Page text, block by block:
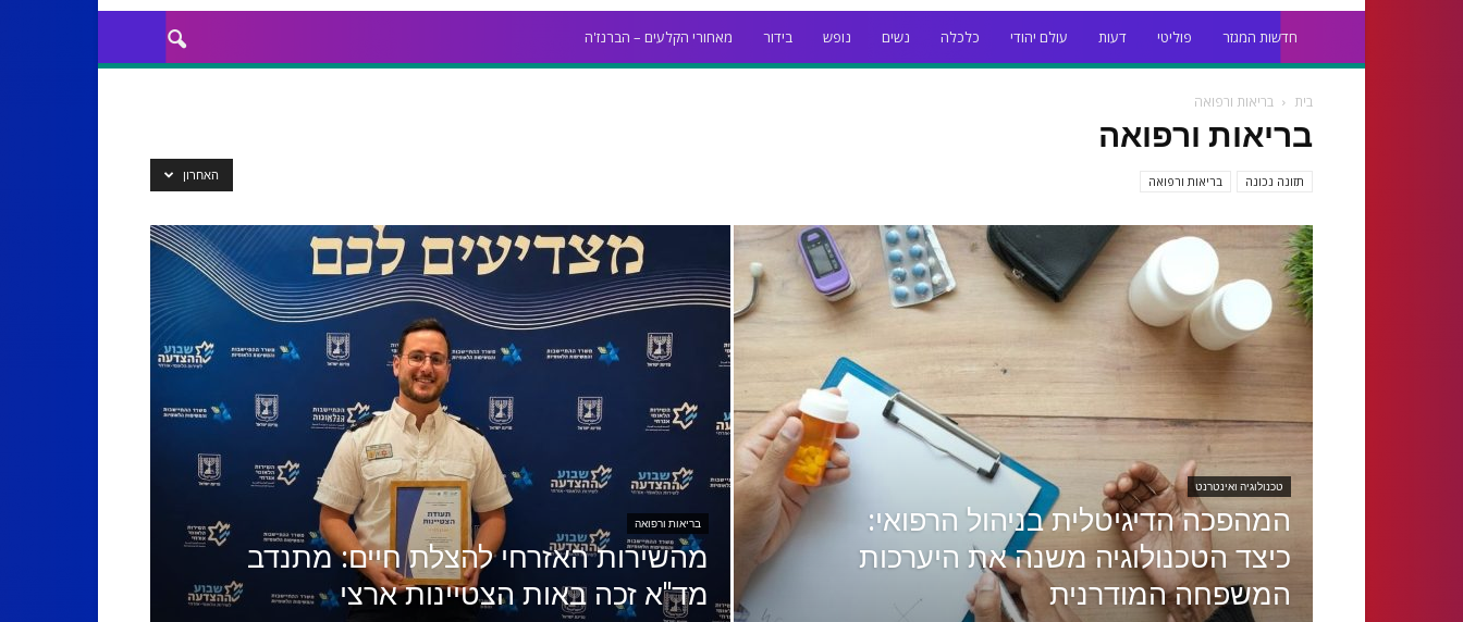
חדשות המגזר פוליטי דעות עולם יהודי כלכלה נשים נופש בידור מאחורי הקלעים – הברנז'ה
בית בריאות ורפואה
בריאות ורפואה
תזונה נכונה בריאות ורפואה האחרון
טכנולוגיה ואינטרנט
המהפכה הדיגיטלית בניהול הרפואי:
כיצד הטכנולוגיה משנה את היערכות
המשפחה המודרנית
בריאות ורפואה
מהשירות האזרחי להצלת חיים: מתנדב
מד"א זכה באות הצטיינות ארצי